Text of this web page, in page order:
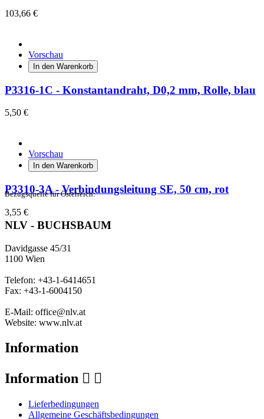
103,66 €
Vorschau
In den Warenkorb
P3316-1C - Konstantandraht, D0,2 mm, Rolle, blau
5,50 €
Vorschau
In den Warenkorb
P3310-3A - Verbindungsleitung SE, 50 cm, rot
3,55 €
Bezugsquelle für Österreich:
NLV - BUCHSBAUM
Davidgasse 45/31
1100 Wien
Telefon: +43-1-6414651
Fax: +43-1-6004150
E-Mail: office@nlv.at
Website: www.nlv.at
Information
Information  
Lieferbedingungen
Allgemeine Geschäftsbedingungen